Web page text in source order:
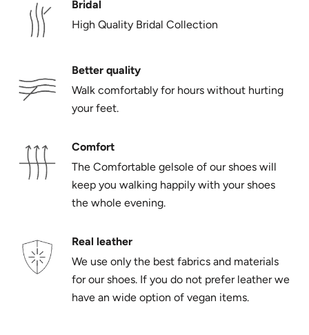
Bridal
High Quality Bridal Collection
Better quality
Walk comfortably for hours without hurting
your feet.
Comfort
The Comfortable gelsole of our shoes will
keep you walking happily with your shoes
the whole evening.
Real leather
We use only the best fabrics and materials
for our shoes. If you do not prefer leather we
have an wide option of vegan items.